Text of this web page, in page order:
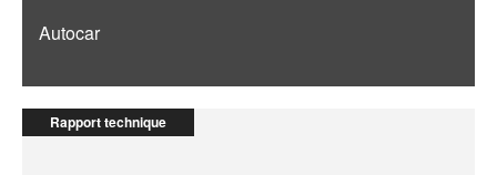
Autocar
Rapport technique